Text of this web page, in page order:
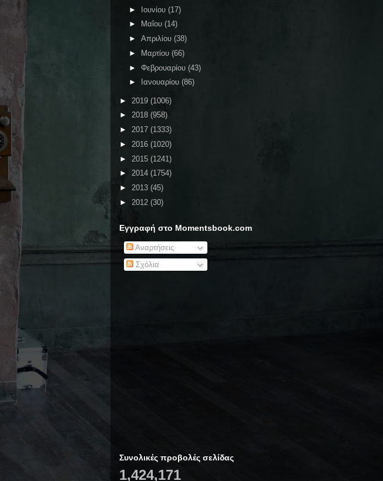
► Ιουνίου (17)
►
Μαΐου (14)
► Απριλίου (38)
►
Μαρτίου (66)
► Φεβρουαρίου (43)
►
Ιανουαρίου (86)
► 2019 (1006)
► 2018 (958)
► 2017 (1333)
► 2016 (1020)
► 2015 (1241)
► 2014 (1754)
► 2013 (45)
► 2012 (30)
Εγγραφή στο Momentsbook.com
Αναρτήσεις
Σχόλια
Συνολικές προβολές σελίδας
1,424,171